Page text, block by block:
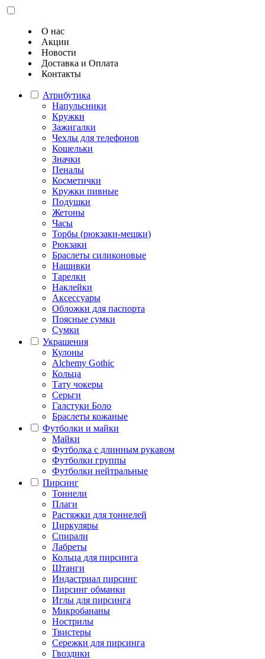
О нас
Акции
Новости
Доставка и Оплата
Контакты
Атрибутика
Напульсники
Кружки
Зажигалки
Чехлы для телефонов
Кошельки
Значки
Пеналы
Косметички
Кружки пивные
Подушки
Жетоны
Часы
Торбы (рюкзаки-мешки)
Рюкзаки
Браслеты силиконовые
Нашивки
Тарелки
Наклейки
Аксессуары
Обложки для паспорта
Поясные сумки
Сумки
Украшения
Кулоны
Alchemy Gothic
Кольца
Тату чокеры
Серьги
Галстуки Боло
Браслеты кожаные
Футболки и майки
Майки
Футболка с длинным рукавом
Футболки группы
Футболки нейтральные
Пирсинг
Тоннели
Плаги
Растяжки для тоннелей
Циркуляры
Спирали
Лабреты
Кольца для пирсинга
Штанги
Индастриал пирсинг
Пирсинг обманки
Иглы для пирсинга
Микробананы
Нострилы
Твистеры
Сережки для пирсинга
Гвоздики